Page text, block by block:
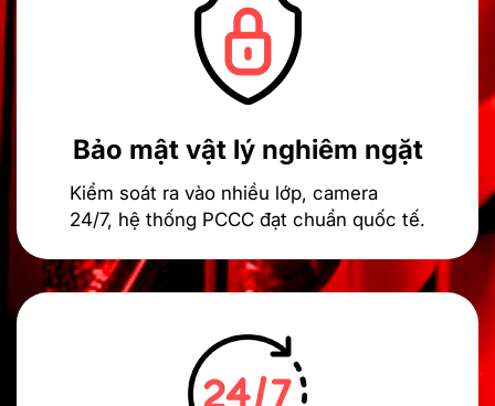
Bảo mật vật lý nghiêm ngặt
Kiểm soát ra vào nhiều lớp, camera
24/7, hệ thống PCCC đạt chuẩn quốc tế.